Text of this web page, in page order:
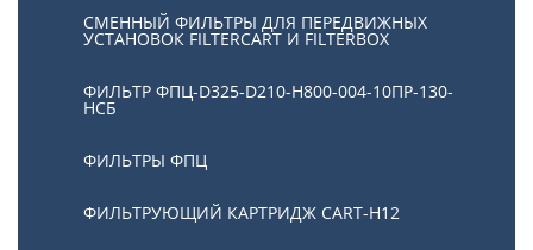
СМЕННЫЙ ФИЛЬТРЫ ДЛЯ ПЕРЕДВИЖНЫХ
УСТАНОВОК FILTERCART И FILTERBOX
ФИЛЬТР ФПЦ-D325-D210-H800-004-10ПР-130-
НСБ
ФИЛЬТРЫ ФПЦ
ФИЛЬТРУЮЩИЙ КАРТРИДЖ CART-H12